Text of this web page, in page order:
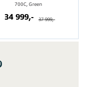
700C, Green
34 999,- 37 999,-